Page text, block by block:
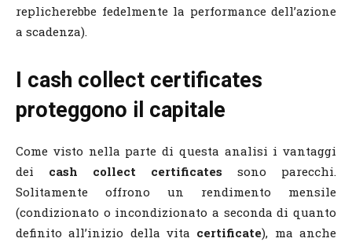
replicherebbe fedelmente la performance dell’azione
a scadenza).
I cash collect certificates
proteggono il capitale
Come visto nella parte di questa analisi i vantaggi
dei cash collect certificates sono parecchi.
Solitamente offrono un rendimento mensile
(condizionato o incondizionato a seconda di quanto
definito all’inizio della vita certificate), ma anche